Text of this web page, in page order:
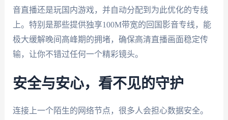
音直播还是玩国内游戏，并自动分配到为此优化的专线
上。特别是那些提供独享100M带宽的回国影音专线，能
极大缓解晚间高峰期的拥堵，确保高清直播画面稳定传
输，让你不错过任何一个精彩镜头。
安全与安心，看不见的守护
连接上一个陌生的网络节点，很多人会担心数据安全。